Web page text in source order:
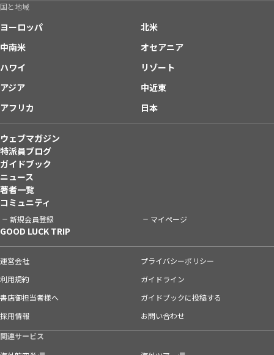
国と地域
ヨーロッパ
北米
中南米
オセアニア
ハワイ
リゾート
アジア
中近東
アフリカ
日本
ウェブマガジン
特派員ブログ
ガイドブック
ニュース
著者一覧
コミュニティ
新規会員登録 マイページ
GOOD LUCK TRIP
運営会社
プライバシーポリシー
利用規約
ガイドライン
書店御担当者様へ
ガイドブックに投稿する
採用情報
お問い合わせ
関連サービス